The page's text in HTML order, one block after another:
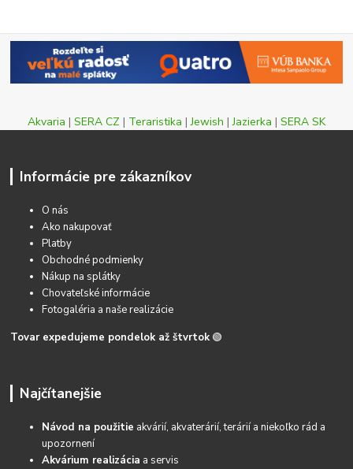
Akvaria | SERA CZ | Teraristika |Jewish |Jazierka | SERA SK
Informácie pre zákazníkov
O nás
Ako nakupovať
Platby
Obchodné podmienky
Nákup na splátky
Chovateľské informácie
Fotogaléria a naše realizácie
Tovar expedujeme pondelok až štvrtok 🟢
Najčítanejšie
Návod na použitie akvárií, akvaterárií, terárií a niekoľko rád a
upozornení
Akvárium realizácia a servis